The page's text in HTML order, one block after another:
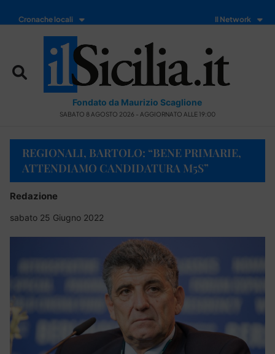
Cronache locali Il Network
Fondato da Maurizio Scaglione
SABATO 8 AGOSTO 2026 - AGGIORNATO ALLE 19:00
REGIONALI, BARTOLO: “BENE PRIMARIE,
ATTENDIAMO CANDIDATURA M5S”
Redazione
sabato 25 Giugno 2022